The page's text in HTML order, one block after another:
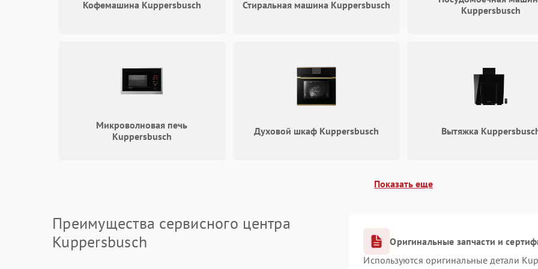
Кофемашина Kuppersbusch Стиральная машина Kuppersbusch
Kuppersbusch
Микроволновая печь
Kuppersbusch
Духовой шкаф Kuppersbusch Вытяжка
Показать еще
Преимущества сервисного центра
Kuppersbusch
Оригинальные запчасти и
Используются оригинальные детали